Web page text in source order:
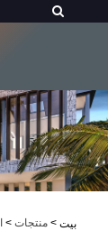
بيت > منتجات >